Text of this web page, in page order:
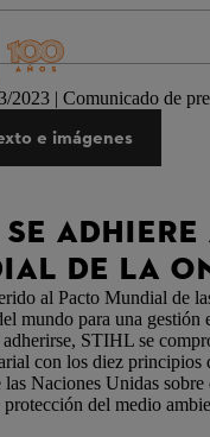
2023 | Comunicado de
e imágenes
ADHIERE
DE LA
al Pacto Mundial de
mundo para una gestión
STIHL se
con los diez principios
Naciones Unidas sobre
protección del medio